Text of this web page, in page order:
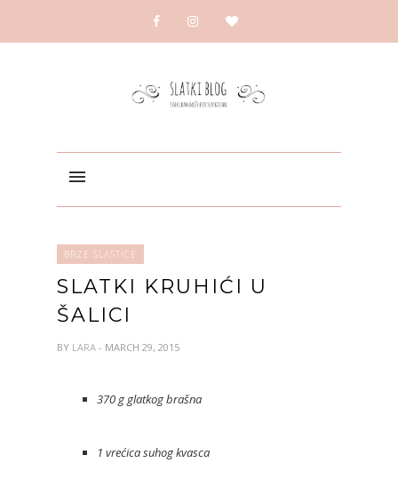
BRZE SLASTICE
SLATKI KRUHIĆI U
ŠALICI
BY LARA - MARCH 29, 2015
370 g glatkog brašna
1 vrećica suhog kvasca